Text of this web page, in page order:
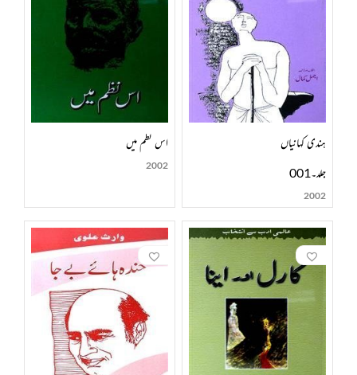
ہندی کہانیاں
جلد۔001
2002
اس نظم میں
2002